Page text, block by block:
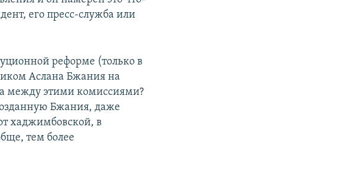
его пресс-служба или
реформе (только в
Аслана Бжания на
между этими комиссиями?
Бжания, даже
хаджимбовской, в
тем более